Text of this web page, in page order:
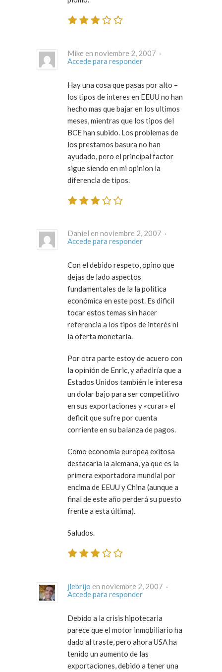
Mike en noviembre 2, 2007 ·
Accede para responder
Hay una cosa que pasas por alto –
los tipos de interes en EEUU no han
hecho mas que bajar en los ultimos
meses, mientras que los tipos del
BCE han subido. Los problemas de
los prestamos basura no han
ayudado, pero el principal factor
sigue siendo en mi opinion la
diferencia de tipos.
Daniel en noviembre 2, 2007 ·
Accede para responder
Con el debido respeto, opino que
dejas de lado aspectos
fundamentales de la la política
económica en este post. Es dificil
tocar estos temas sin hacer
referencia a los tipos de interés ni
la oferta monetaria.
Por otra parte estoy de acuero con
la opinión de Enric, y añadiría que a
Estados Unidos también le interesa
un dolar bajo para ser competitivo
en sus exportaciones y «curar» el
deficit que sufre por cuenta
corriente en su balanza de pagos.
Como economía europea exitosa
destacaria la alemana, ya que es la
primera exportadora mundial por
encima de EEUU y China (aunque a
final de este año perderá su puesto
frente a esta última).
Saludos.
jlebrijo
en noviembre 2, 2007 ·
Accede para responder
Debido a la crisis hipotecaria
parece que el motor inmobiliario ha
dado al traste, pero ahora USA ha
tenido un aumento de las
exportaciones, debido a tener una